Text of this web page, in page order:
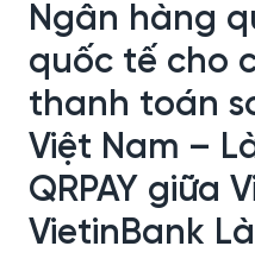
Ngân hàng
quốc tế cho
thanh toán
Việt Nam –
QRPAY giữa
VietinBank